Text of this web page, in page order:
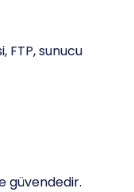
FTP, sunucu
güvendedir.